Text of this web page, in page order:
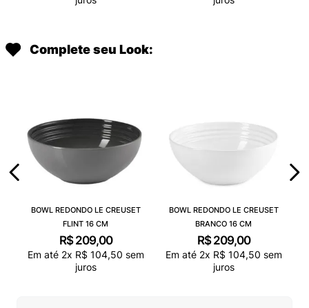
Complete seu Look:
BOWL REDONDO LE CREUSET
FLINT 16 CM
R$ 209,00
Em até 2x R$ 104,50 sem
juros
BOWL REDONDO LE CREUSET
BRANCO 16 CM
R$ 209,00
Em até 2x R$ 104,50 sem
juros